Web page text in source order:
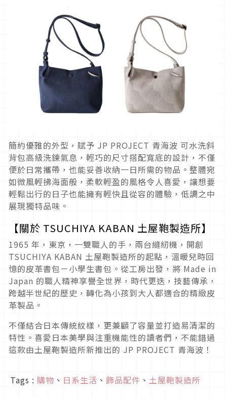
簡約優雅的外型，賦予 JP PROJECT 青海波 可水洗斜
背包高級洗鍊氣息，輕巧的尺寸搭配寬底的設計，不僅
便於日常攜帶，也能妥善收納一日所需的物品。整體宛
如微風輕拂海面般，柔軟輕盈的風格令人喜愛，讓想要
輕鬆出行的日子也能擁有輕快且從容的體驗，低調之中
展現獨特品味。
【關於 TSUCHIYA KABAN 土屋鞄製造所】
1965 年，東京，一雙職人的手，兩台縫紉機，開創
TSUCHIYA KABAN 土屋鞄製造所的起點，溫暖兒時回
憶的皮革書包－小學生書包。從工房出發，將 Made in
Japan 的職人精神享譽全世界，時代更迭，技藝傳承，
跨越半世紀的歷史，轉化為小孩到大人都適合的精緻皮
革製品。
不僅結合日本傳統紋樣，更兼顧了容量並打造易清潔的
特性。喜愛日本美學與注重機能性的讀者們，不能錯過
這款由土屋鞄製造所新推出的 JP PROJECT 青海波！
Tags : 購物 、 日系生活 、 飾品配件 、 土屋鞄製造所